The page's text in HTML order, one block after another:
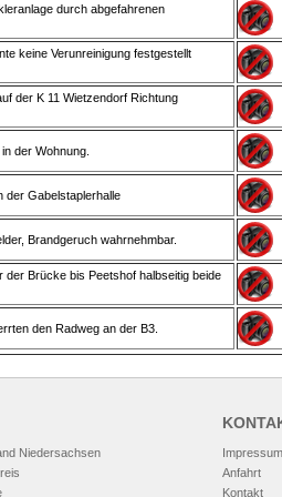
durch abgefahrenen
keine Verunreinigung festgestellt
der K 11 Wietzendorf Richtung
der Wohnung.
der Gabelstaplerhalle
Brandgeruch wahrnehmbar.
Brücke bis Peetshof halbseitig beide
den Radweg an der B3.
Niedersachsen
Anfahrt
Kontakt